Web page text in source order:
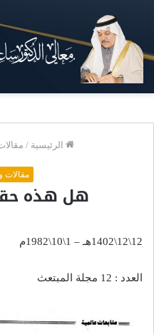
الرئيسية /
مقالات
هل هذه
12\12\1402هـ – 1\10\1982م
العدد : 12 مجلة المبتعث